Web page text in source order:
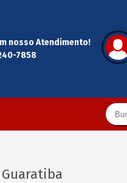
nosso Atendimento!
7858